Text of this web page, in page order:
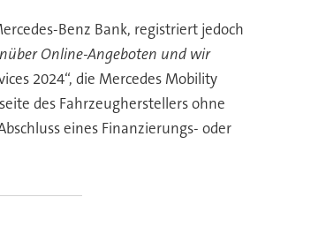
Benz Bank, registriert jedoch
Online-Angeboten und wir
2024“, die Mercedes Mobility
des Fahrzeugherstellers ohne
eines Finanzierungs- oder